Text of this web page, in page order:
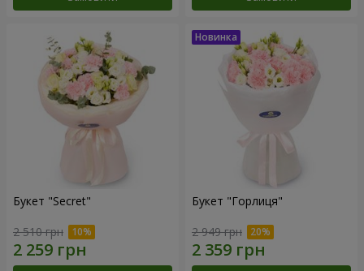
Букет "Secret"
2 510 грн
Букет "Горлиця"
2 949 грн